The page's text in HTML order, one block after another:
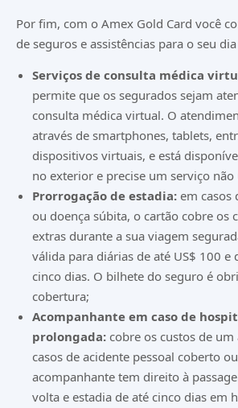
Por fim, com o Amex Gold Card você
de seguros e assistências para o seu
Serviços de consulta médica
permite que os segurados sejam
consulta médica virtual. O
através de smartphones, tablets,
dispositivos virtuais, e está
no exterior e precise um serviço não
Prorrogação de estadia: em casos
ou doença súbita, o cartão cobre os
extras durante a sua viagem
válida para diárias de até US$ 100 e
cinco dias. O bilhete do seguro é
cobertura;
Acompanhante em caso de
prolongada: cobre os custos de
casos de acidente pessoal coberto
acompanhante tem direito à
volta e estadia de até cinco dias em